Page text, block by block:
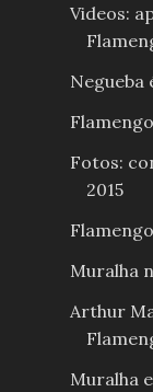
Videos:
Negueba
Fotos:
2015
Muralha
Arthur
Muralha